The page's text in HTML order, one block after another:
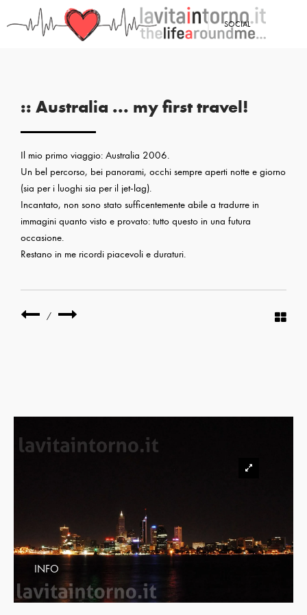
SOCIAL
:: Australia ... my first travel!
Il mio primo viaggio: Australia 2006.
Un bel percorso, bei panorami, occhi sempre aperti notte e giorno
(sia per i luoghi sia per il jet-lag).
Incantato, non sono stato sufficentemente abile a tradurre in
immagini quanto visto e provato: tutto questo in una futura
occasione.
Restano in me ricordi piacevoli e duraturi.
/
INFO